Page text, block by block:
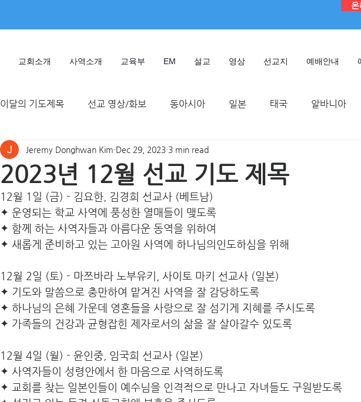
교회소개 사역소개 교육부 EM 설교 영상 선교지 예배안내
온
이달의 기도제목 선교 영상/화보 동아시아 일본 태국 알바니아
불가리아 | 터키 독일 대만 디모데 성경 연구원
EWC 대한민국 TMTC
2023년 12월 선교 기도 제목
Jeremy Donghwan Kim Dec 29, 2023 3 min read
12월 1일 (금) - 김요한, 김경희 선교사 (베트남)
✦ 운영되는 학교 사역에 풍성한 열매들이 맺도록
✦ 함께 하는 사역자들과 아름다운 동역을 위하여
✦ 새롭게 준비하고 있는 고아원 사역에 하나님의인도하심을 위해
12월 2일 (토) - 마쯔바라 노부유키, 사이토 마키 선교사 (일본)
✦ 기도와 말씀으로 충만하여 맡겨진 사역을 잘 감당하도록
✦ 하나님의 은혜 가운데 영혼들을 사랑으로 잘 섬기게 지혜를 주시도록
✦ 가족들의 건강과 균형잡힌 제자로서의 삶을 잘 살아갈수 있도록
12월 4일 (월) - 윤인중, 임국희 선교사 (일본)
✦ 사역자들이 성령안에서 한 마음으로 사역하도록
✦ 교회를 찾는 일본인들이 예수님을 인격적으로 만나고 자녀들도 구원받도록